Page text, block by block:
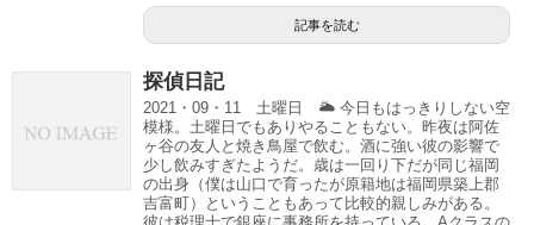
記事を読む
探偵日記
2021・09・11 土曜日 🌥 今日もはっきりしない空
模様。土曜日でもありやることもない。昨夜は阿佐
ヶ谷の友人と焼き鳥屋で飲む。酒に強い彼の影響で
少し飲みすぎたようだ。歳は一回り下だが同じ福岡
の出身（僕は山口で育ったが原籍地は福岡県築上郡
吉富町）ということもあって比較的親しみがある。